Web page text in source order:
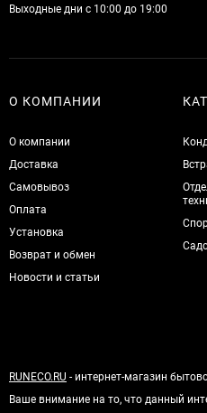
Выходные дни с 10:00 до 19:00
О КОМПАНИИ
О компании
Доставка
Самовывоз
Оплата
Установка
Возврат и обмен
Новости и статьи
RUNECO.RU - интернет-магазин
Ваше внимание на то, что данный